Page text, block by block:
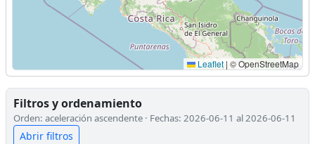
Leaflet | © OpenStreetMap
Filtros y ordenamiento
Orden: aceleración ascendente · Fechas: 2026-06-11 al 2026-06-11
Abrir filtros